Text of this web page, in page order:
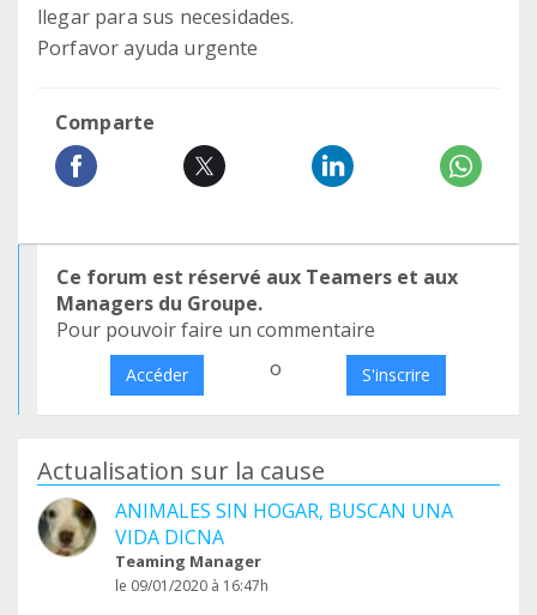
llegar para sus necesidades.
Porfavor ayuda urgente
Comparte
Ce forum est réservé aux Teamers et aux
Managers du Groupe.
Pour pouvoir faire un commentaire
Accéder o S'inscrire
Actualisation sur la cause
ANIMALES SIN HOGAR, BUSCAN UNA
VIDA DICNA
Teaming Manager
le 09/01/2020 à 16:47h